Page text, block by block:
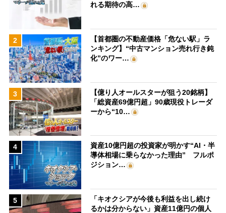
れる期待の高…
2
【首都圏の不動産価格「危ない駅」ラ
ンキング】“中古マンション売れ行き鈍
化”のワー…
3
【億り人オールスターが狙う20銘柄】
「総資産69億円超」90歳現役トレーダ
ーから“10…
4
資産10億円超の投資家が明かす“AI・半
導体相場に乗らなかった理由” フルポ
ジション…
5
「キオクシアが今後も利益を出し続け
るかは分からない」資産11億円の個人